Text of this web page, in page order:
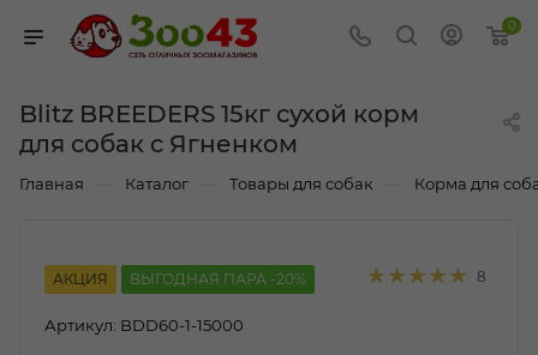
0
Blitz BREEDERS 15кг сухой корм
для собак c Ягненком
Главная Каталог Товары для собак Корма для
АКЦИЯ ВЫГОДНАЯ ПАРА -20% 8
Артикул: BDD60-1-15000